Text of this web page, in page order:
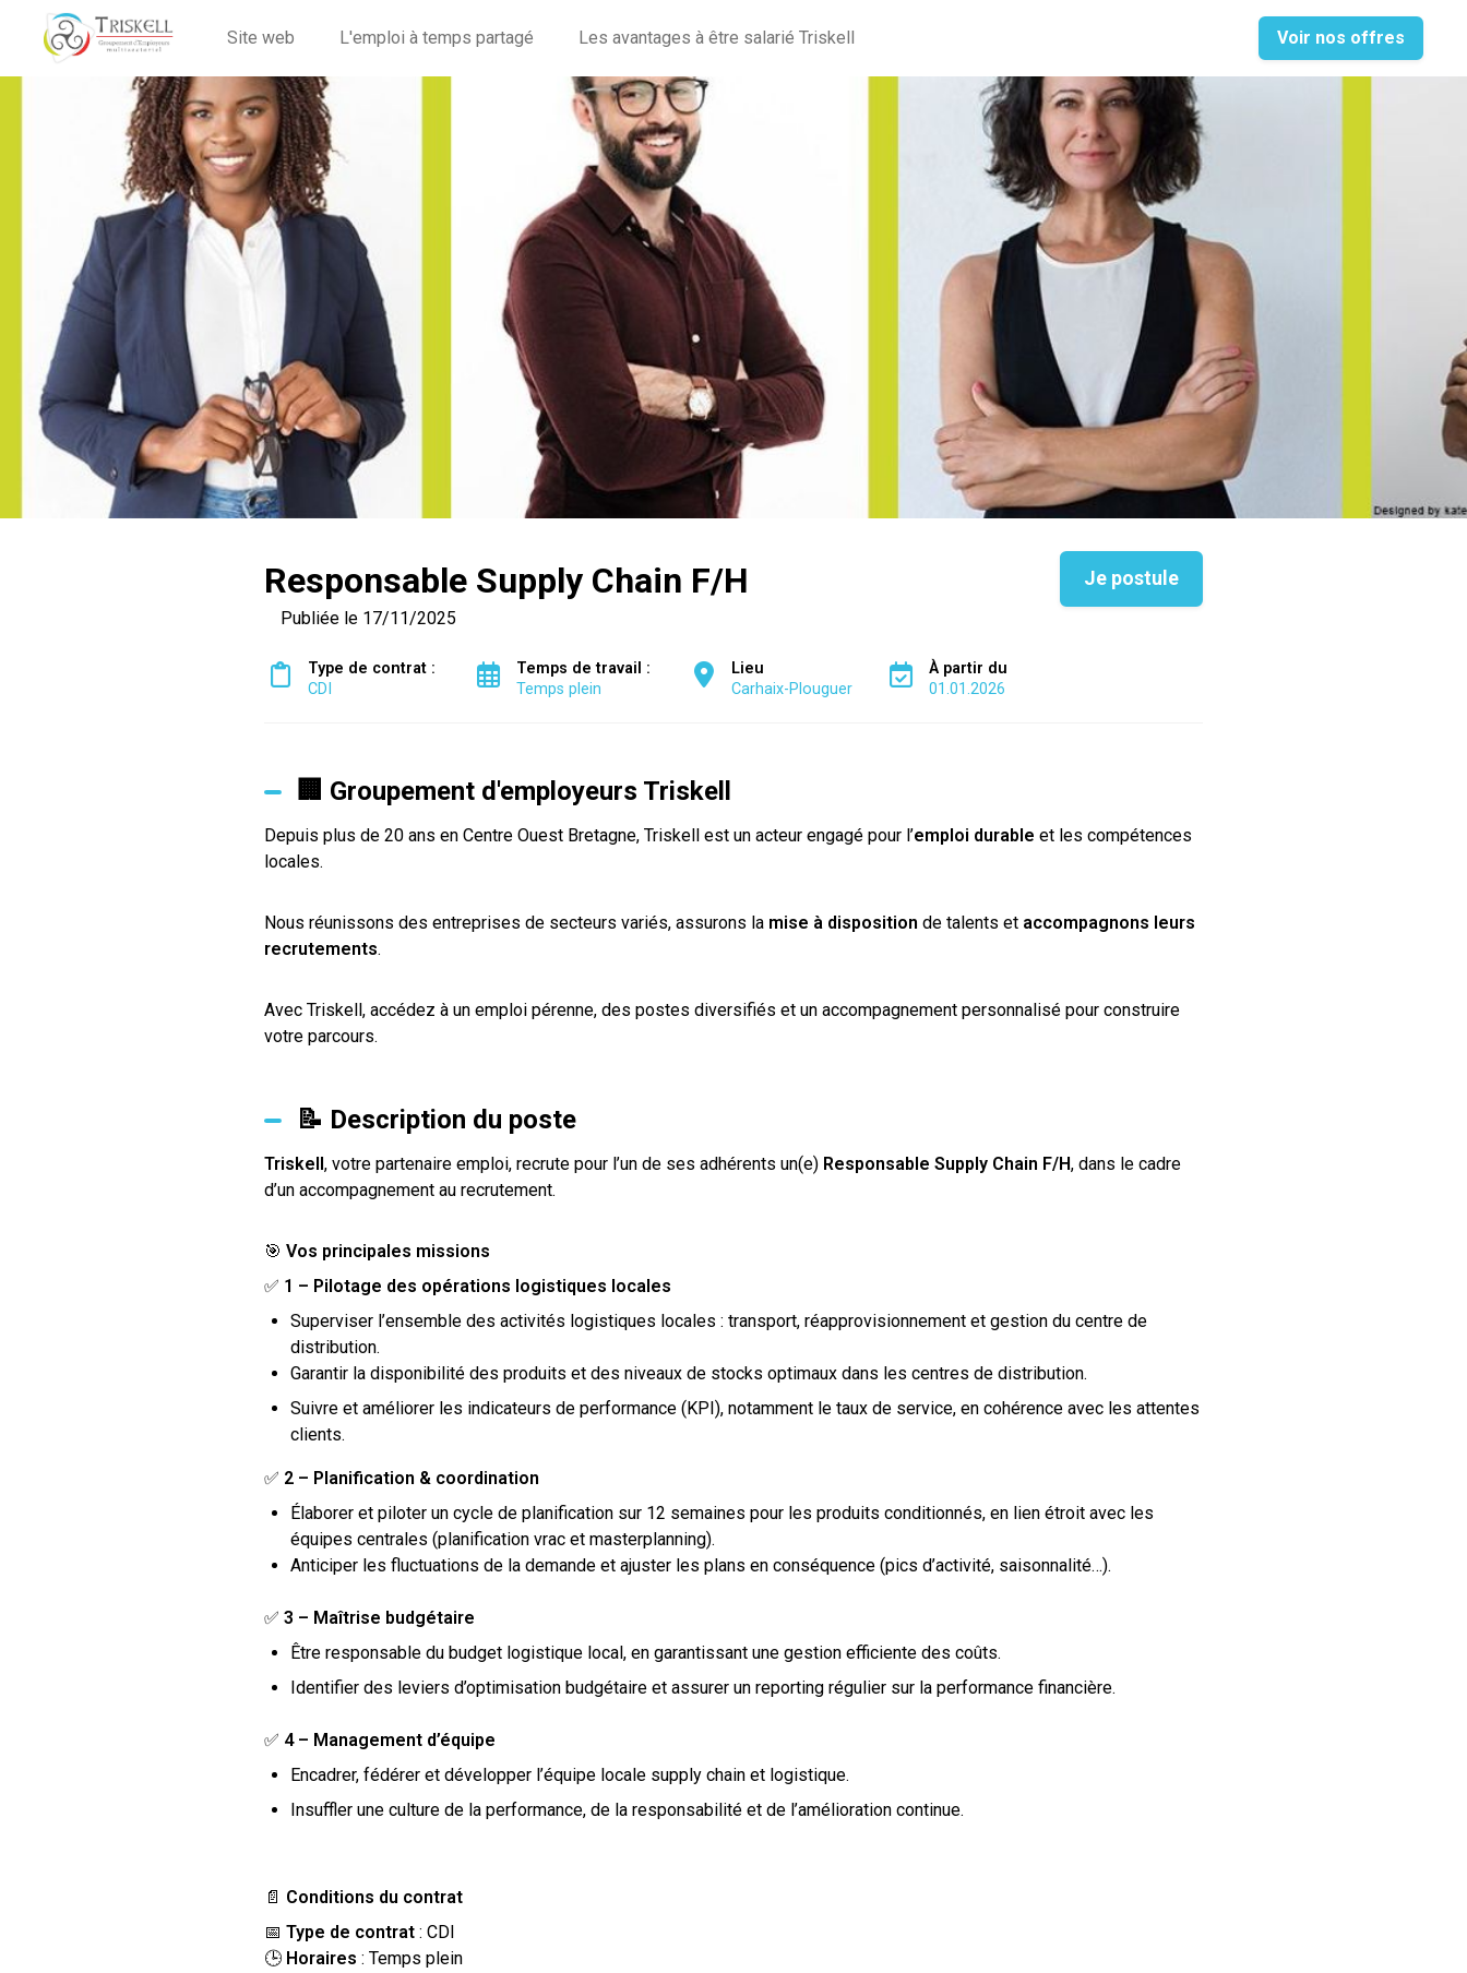
Site web L'emploi à temps partagé Les avantages à être salarié Triskell Voir nos offres
Responsable Supply Chain F/H Je postule
Publiée le 17/11/2025
Type de contrat :
CDI
Temps de travail :
Temps plein
Lieu
Carhaix-Plouguer
À partir du
01.01.2026
🏢 Groupement d'employeurs Triskell
Depuis plus de 20 ans en Centre Ouest Bretagne, Triskell est un acteur engagé pour l’emploi durable et les compétences
locales.
Nous réunissons des entreprises de secteurs variés, assurons la mise à disposition de talents et accompagnons leurs
recrutements.
Avec Triskell, accédez à un emploi pérenne, des postes diversifiés et un accompagnement personnalisé pour construire
votre parcours.
📝 Description du poste
Triskell, votre partenaire emploi, recrute pour l’un de ses adhérents un(e) Responsable Supply Chain F/H, dans le cadre
d’un accompagnement au recrutement.
🎯 Vos principales missions
✅ 1 – Pilotage des opérations logistiques locales
Superviser l’ensemble des activités logistiques locales : transport, réapprovisionnement et gestion du centre de
distribution.
Garantir la disponibilité des produits et des niveaux de stocks optimaux dans les centres de distribution.
Suivre et améliorer les indicateurs de performance (KPI), notamment le taux de service, en cohérence avec les attentes
clients.
✅ 2 – Planification & coordination
Élaborer et piloter un cycle de planification sur 12 semaines pour les produits conditionnés, en lien étroit avec les
équipes centrales (planification vrac et masterplanning).
Anticiper les fluctuations de la demande et ajuster les plans en conséquence (pics d’activité, saisonnalité…).
✅ 3 – Maîtrise budgétaire
Être responsable du budget logistique local, en garantissant une gestion efficiente des coûts.
Identifier des leviers d’optimisation budgétaire et assurer un reporting régulier sur la performance financière.
✅ 4 – Management d’équipe
Encadrer, fédérer et développer l’équipe locale supply chain et logistique.
Insuffler une culture de la performance, de la responsabilité et de l’amélioration continue.
📄 Conditions du contrat
📅 Type de contrat: CDI
🕒 Horaires : Temps plein